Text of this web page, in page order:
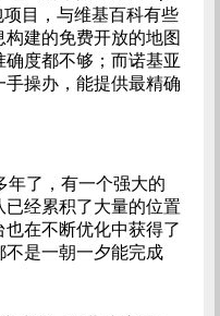
目，与维基百科有些
建的免费开放的地图
度都不够；而诺基亚
操办，能提供最精确
年了，有一个强大的
经累积了大量的位置
在不断优化中获得了
是一朝一夕能完成